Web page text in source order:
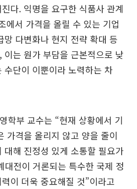
다. 익명을 요구한 식품사 관계
에서 가격을 올릴 수 있는 기업
망 다변화나 현지 전략 확대 등
이는 원가 부담을 근본적으로 낮
수단이 이뿐이라 노력하는 차
학부 교수는 “현재 상황에서 기
가격을 올리지 않고 양을 줄이
대해 진정성 있게 소통할 필요가
대전이 거론되는 특수한 국제 정
이 더욱 중요해질 것”이라고